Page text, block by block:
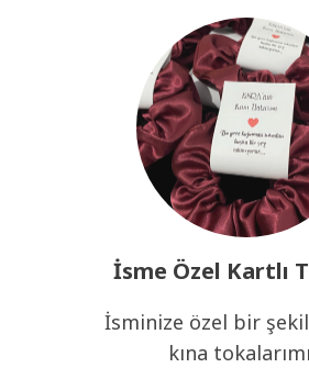
İsme Özel Kartlı
İsminize özel bir
kına